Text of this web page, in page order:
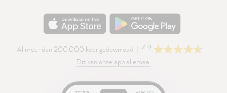
Al meer dan 200.000 keer gedownload
4.9
Dit kan onze app allemaal